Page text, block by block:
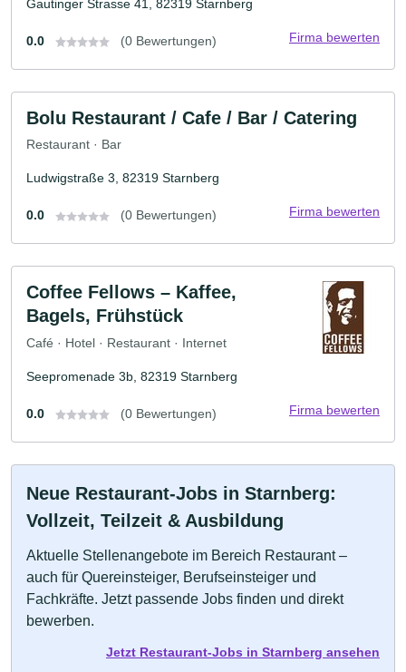
Gautinger Strasse 41, 82319 Starnberg
0.0 (0 Bewertungen) Firma bewerten
Bolu Restaurant / Cafe / Bar / Catering
Restaurant · Bar
Ludwigstraße 3, 82319 Starnberg
0.0 (0 Bewertungen) Firma bewerten
Coffee Fellows – Kaffee,
Bagels, Frühstück
Café · Hotel · Restaurant · Internet
Seepromenade 3b, 82319 Starnberg
0.0 (0 Bewertungen) Firma bewerten
Neue Restaurant-Jobs in Starnberg:
Vollzeit, Teilzeit & Ausbildung
Aktuelle Stellenangebote im Bereich Restaurant –
auch für Quereinsteiger, Berufseinsteiger und
Fachkräfte. Jetzt passende Jobs finden und direkt
bewerben.
Jetzt Restaurant-Jobs in Starnberg ansehen